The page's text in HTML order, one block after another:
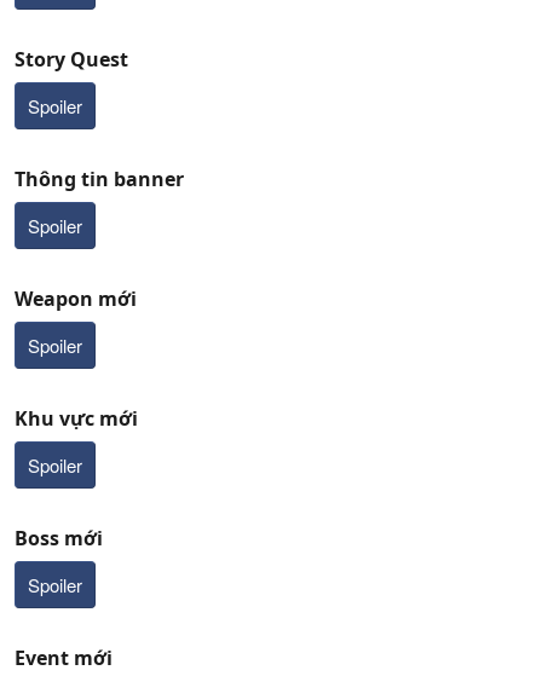
Story Quest
Spoiler
Thông tin banner
Spoiler
Weapon mới
Spoiler
Khu vực mới
Spoiler
Boss mới
Spoiler
Event mới